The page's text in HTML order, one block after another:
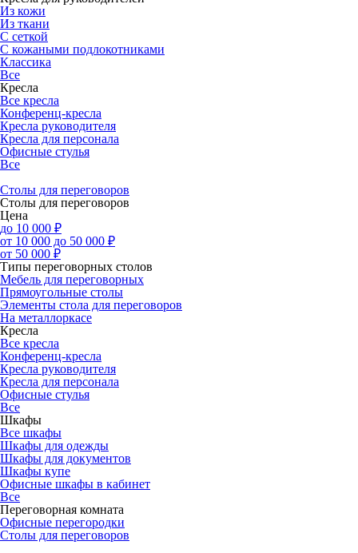
Из кожи
Из ткани
С сеткой
С кожаными подлокотниками
Классика
Все
Кресла
Все кресла
Конференц-кресла
Кресла руководителя
Кресла для персонала
Офисные стулья
Все
Столы для переговоров
Столы для переговоров
Цена
до 10 000 ₽
от 10 000 до 50 000 ₽
от 50 000 ₽
Типы переговорных столов
Мебель для переговорных
Прямоугольные столы
Элементы стола для переговоров
На металлоркасе
Кресла
Все кресла
Конференц-кресла
Кресла руководителя
Кресла для персонала
Офисные стулья
Все
Шкафы
Все шкафы
Шкафы для одежды
Шкафы для документов
Шкафы купе
Офисные шкафы в кабинет
Все
Переговорная комната
Офисные перегородки
Столы для переговоров